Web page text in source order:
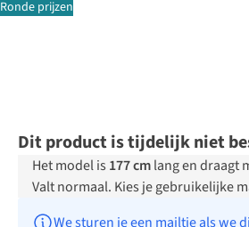
Ronde prijzen
Dit product is tijdelijk niet
Het model is 177 cmlang en draagt
Valt normaal. Kies je gebruikelijke
We sturen je een mailtje als we